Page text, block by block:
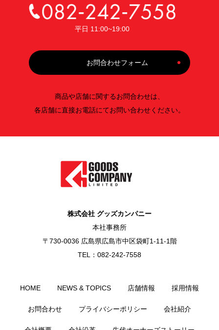
平日 11:00~19:00
お問合わせフォーム
商品や店舗に関するお問合わせは、
各店舗に直接お電話にてお問い合わせください。
株式会社 グッズカンパニー
本社事務所
〒730-0036 広島県広島市中区袋町1-11-1階
TEL：082-242-7558
HOME NEWS & TOPICS 店舗情報 採用情報
お問合わせ プライバシーポリシー 会社紹介